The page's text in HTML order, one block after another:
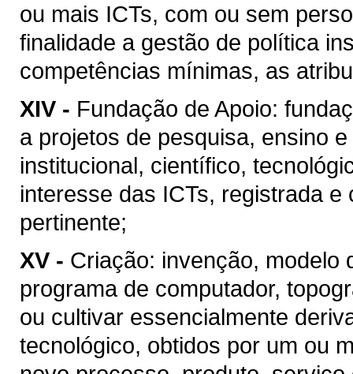
ou mais ICTs, com ou sem
finalidade a gestão de política
competências mínimas, as
XIV - Fundação de Apoio:
a projetos de pesquisa, ensino
institucional, científico,
interesse das ICTs, registrada
pertinente;
XV - Criação: invenção, modelo
programa de computador,
ou cultivar essencialmente
tecnológico, obtidos por um ou